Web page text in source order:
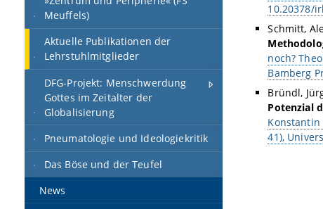
Meuffels)
Aktuelle Publikationen der
Lehrstuhlmitglieder
DFG-Projekt: Menschwerdung
Gottes im Zeitalter der
Globalisierung
Pneumatologie und Ideologiekritik
Das Böse und der Teufel
News
10.20378/
Schmitt,
noch?
Bamberg
Bründl,
Potenzial
Konstantin
41),